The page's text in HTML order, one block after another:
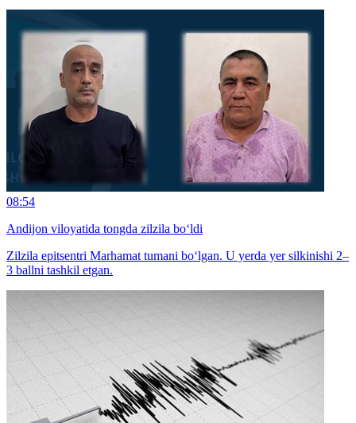
08:54
Andijon viloyatida tongda zilzila bo‘ldi
Zilzila epitsentri Marhamat tumani bo‘lgan. U yerda yer silkinishi 2–
3 ballni tashkil etgan.